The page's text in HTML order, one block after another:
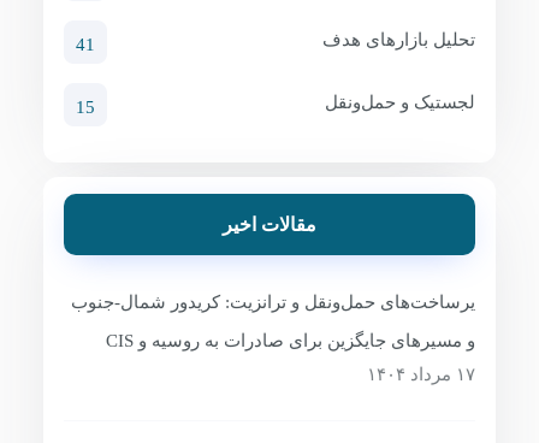
تحلیل بازارهای هدف 41
لجستیک و حمل‌ونقل 15
مقالات اخیر
یرساخت‌های حمل‌ونقل و ترانزیت: کریدور شمال-جنوب
و مسیرهای جایگزین برای صادرات به روسیه و CIS
۱۷ مرداد ۱۴۰۴